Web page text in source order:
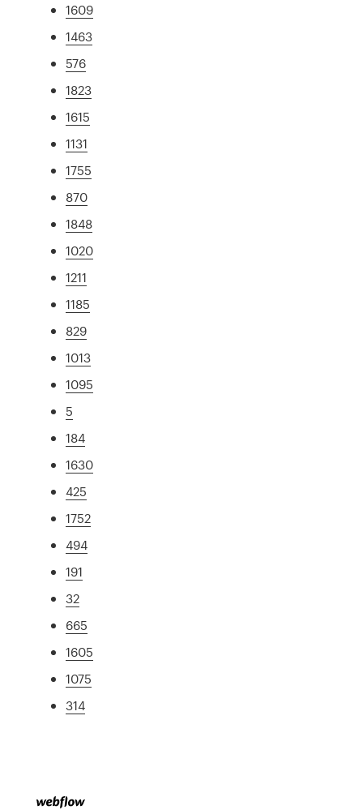
1609
1463
576
1823
1615
1131
1755
870
1848
1020
1211
1185
829
1013
1095
5
184
1630
425
1752
494
191
32
665
1605
1075
314